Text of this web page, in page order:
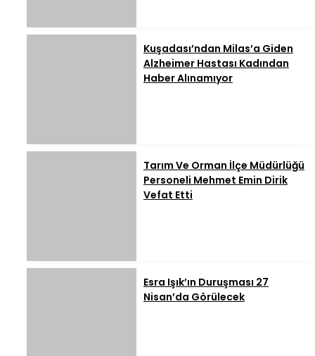
Kuşadası’ndan Milas’a Giden
Alzheimer Hastası Kadından
Haber Alınamıyor
Tarım Ve Orman İlçe Müdürlüğü
Personeli Mehmet Emin Dirik
Vefat Etti
Esra Işık’ın Duruşması 27
Nisan’da Görülecek